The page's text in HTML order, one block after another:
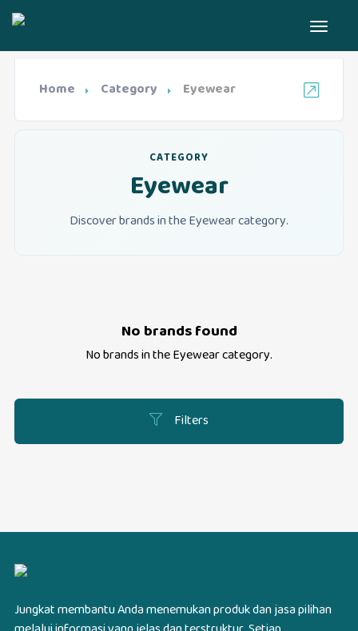
Home Category Eyewear
CATEGORY
Eyewear
Discover brands in the Eyewear category.
Filters
No brands found
No brands in theEyewearcategory.
Jungkat membantu Anda menemukan produk dan jasa pilihan